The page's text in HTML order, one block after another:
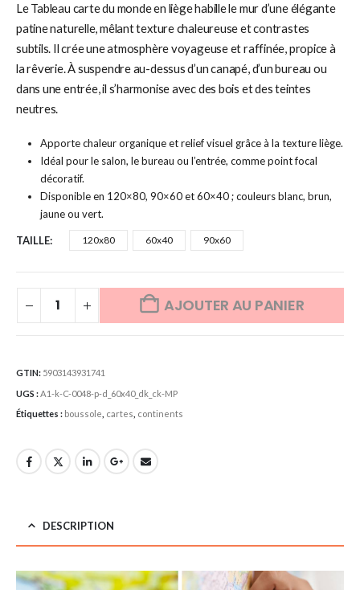
Le Tableau carte du monde en liège habille le mur d’une élégante
patine naturelle, mêlant texture chaleureuse et contrastes
subtils. Il crée une atmosphère voyageuse et raffinée, propice à
la rêverie. À suspendre au-dessus d’un canapé, d’un bureau ou
dans une entrée, il s’harmonise avec des bois et des teintes
neutres.
Apporte chaleur organique et relief visuel grâce à la texture liège.
Idéal pour le salon, le bureau ou l’entrée, comme point focal
décoratif.
Disponible en 120×80, 90×60 et 60×40 ; couleurs blanc, brun,
jaune ou vert.
TAILLE 120x80 60x40 90x60
AJOUTER AU PANIER
GTIN: 5903143931741
UGS : A1-k-C-0048-p-d_60x40_dk_ck-MP
Étiquettes : boussole cartes continents
DESCRIPTION